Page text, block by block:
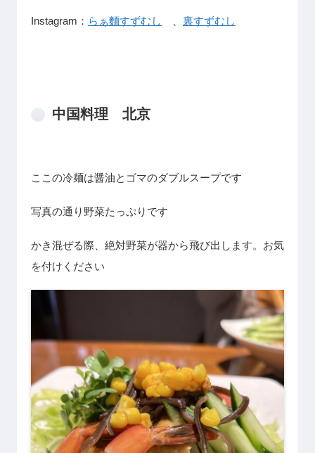
Instagram： らぁ麵すずむし 裏すずむし
中国料理 北京
ここの冷麺は醤油とゴマのダブルスープです
写真の通り野菜たっぷりです
かき混ぜる際、絶対野菜が器から飛び出します。お気
を付けください